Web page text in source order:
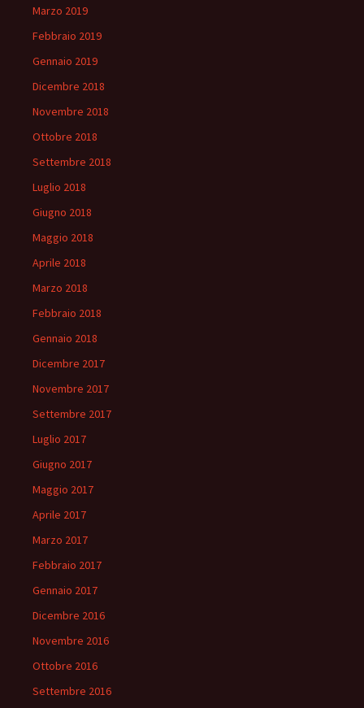
Marzo 2019
Febbraio 2019
Gennaio 2019
Dicembre 2018
Novembre 2018
Ottobre 2018
Settembre 2018
Luglio 2018
Giugno 2018
Maggio 2018
Aprile 2018
Marzo 2018
Febbraio 2018
Gennaio 2018
Dicembre 2017
Novembre 2017
Settembre 2017
Luglio 2017
Giugno 2017
Maggio 2017
Aprile 2017
Marzo 2017
Febbraio 2017
Gennaio 2017
Dicembre 2016
Novembre 2016
Ottobre 2016
Settembre 2016